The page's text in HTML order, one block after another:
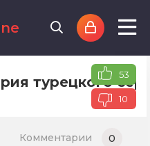
турецкого 53
10
Комментарии 0